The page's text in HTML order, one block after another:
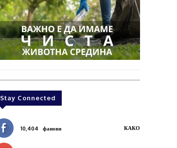
Stay Connected
10,404 фанови КАКО